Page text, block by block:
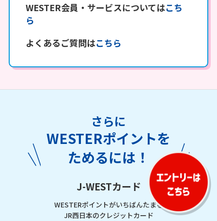
EX）
WESTERポイントがたまるサービスについて
詳しくはこちらをご覧ください。
※本キャンペーンエントリー時にWESTERアプ
ID でログインせずに購入された場合、異なる
WESTER IDで購入された場合は、ポイントの
付与の対象外となります。）
一部の対象サービスについて、下記のご利用が
対象となります。
・DISCOVER WEST mall：毎月2日を注文日と
する商品の購入
WESTER会員・サービスについてはこち
ら
よくあるご質問はこちら
対象施設・サービス
新幹線・特急のご予約も
宿泊・旅行も
キャンペーンに関する注意事項
さらに
WESTERポイントを
ためるには！
J-WESTカード
WESTERポイントがいちばんたまる
JR西日本のクレジットカード